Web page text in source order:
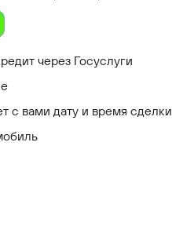
через Госуслуги
с вами дату и время сделки